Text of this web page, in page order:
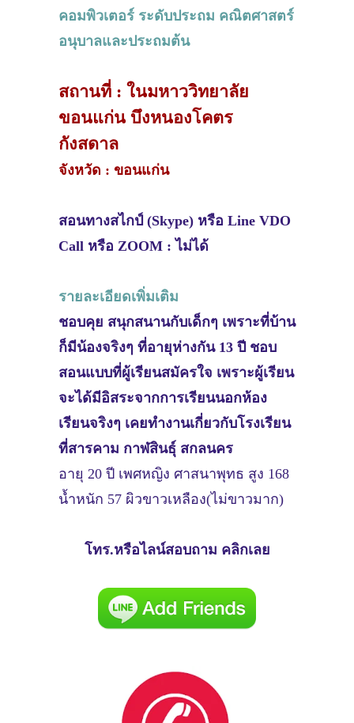
คอมพิวเตอร์ ระดับประถม คณิตศาสตร์
อนุบาลและประถมต้น
สถานที่ : ในมหาววิทยาลัย
ขอนแก่น บึงหนองโคตร
กังสดาล
จังหวัด : ขอนแก่น
สอนทางสไกป์ (Skype) หรือ Line VDO
Call หรือ ZOOM : ไม่ได้
รายละเอียดเพิ่มเติม
ชอบคุย สนุกสนานกับเด็กๆ เพราะที่บ้าน
ก็มีน้องจริงๆ ที่อายุห่างกัน 13 ปี ชอบ
สอนแบบที่ผู้เรียนสมัครใจ เพราะผู้เรียน
จะได้มีอิสระจากการเรียนนอกห้อง
เรียนจริงๆ เคยทำงานเกี่ยวกับโรงเรียน
ที่สารคาม กาฬสินธุ์ สกลนคร
อายุ 20 ปี เพศหญิง ศาสนาพุทธ สูง 168
น้ำหนัก 57 ผิวขาวเหลือง(ไม่ขาวมาก)
โทร.หรือไลน์สอบถาม คลิกเลย